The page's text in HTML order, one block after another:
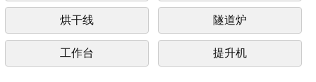
烘干线 隧道炉
工作台 提升机